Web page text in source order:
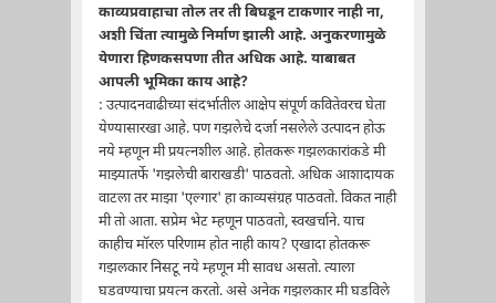
काव्यप्रवाहाचा तोल तर ती बिघडून टाकणार नाही ना,
अशी चिंता त्यामुळे निर्माण झाली आहे. अनुकरणामुळे
येणारा हिणकसपणा तीत अधिक आहे. याबाबत
आपली भूमिका काय आहे?
: उत्पादनवाढीच्या संदर्भातील आक्षेप संपूर्ण कवितेवरच घेता
येण्यासारखा आहे. पण गझलेचे दर्जा नसलेले उत्पादन होऊ
नये म्हणून मी प्रयत्नशील आहे. होतकरू गझलकारांकडे मी
माझ्यातर्फे 'गझलेची बाराखडी' पाठवतो. अधिक आशादायक
वाटला तर माझा 'एल्गार' हा काव्यसंग्रह पाठवतो. विकत नाही
मी तो आता. सप्रेम भेट म्हणून पाठवतो, स्वखर्चाने. याच
काहीच मॉरल परिणाम होत नाही काय? एखादा होतकरू
गझलकार निसटू नये म्हणून मी सावध असतो. त्याला
घडवण्याचा प्रयत्न करतो. असे अनेक गझलकार मी घडविले